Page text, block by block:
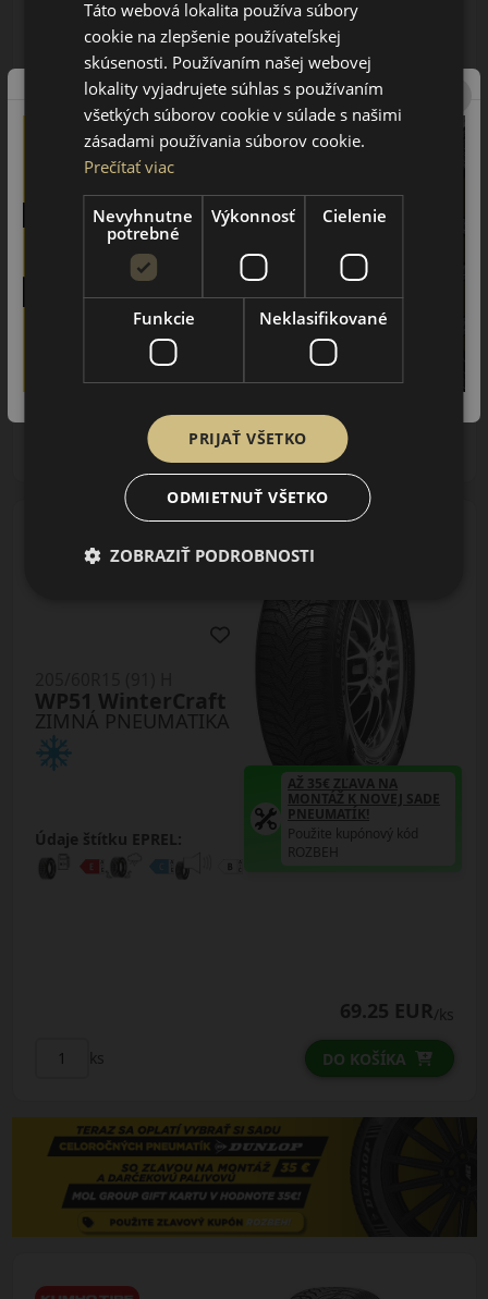
ZIMNÁ PNEUMATIKA
WP51 WinterCraft
185/55R14 (80) T
Údaje štítku EPREL:
PNEUMATÍK!
Použite kupónový kód
67.00 EUR
DO KOŠÍKA
ZIMNÁ PNEUMATIKA
WP51 WinterCraft
Údaje štítku EPREL:
AŽ 35€ ZĽAVA NA
MONTÁŽ K NOVEJ SADE
PNEUMATÍK!
Použite kupónový kód
ROZBEH
69.25 EUR/ks
ks DO KOŠÍKA
Táto webová lokalita používa súbory
cookie na zlepšenie používateľskej
skúsenosti. Používaním našej webovej
lokality vyjadrujete súhlas s používaním
všetkých súborov cookie v súlade s našimi
zásadami používania súborov cookie.
Prečítať viac
Nevyhnutne
potrebné
Výkonnosť Cielenie
Funkcie Neklasifikované
PRIJAŤ VŠETKO
ODMIETNUŤ VŠETKO
ZOBRAZIŤ PODROBNOSTI